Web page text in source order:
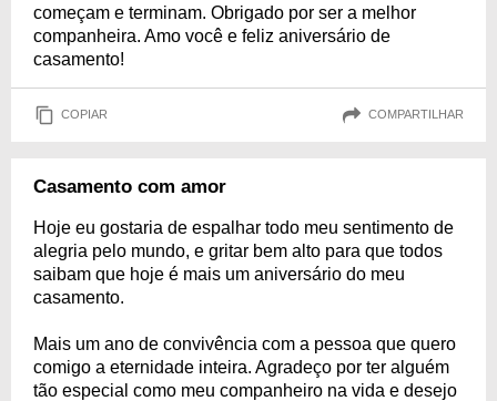
começam e terminam. Obrigado por ser a melhor
companheira. Amo você e feliz aniversário de
casamento!
COPIAR COMPARTILHAR
Casamento com amor
Hoje eu gostaria de espalhar todo meu sentimento de
alegria pelo mundo, e gritar bem alto para que todos
saibam que hoje é mais um aniversário do meu
casamento.
Mais um ano de convivência com a pessoa que quero
comigo a eternidade inteira. Agradeço por ter alguém
tão especial como meu companheiro na vida e desejo